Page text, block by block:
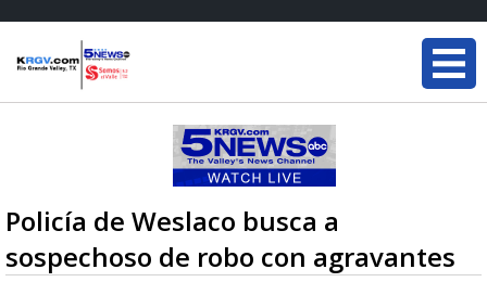
Policía de Weslaco busca a
sospechoso de robo con agravantes